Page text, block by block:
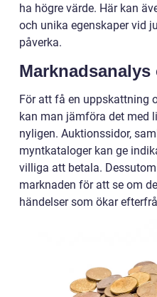
ha högre värde. Här kan
och unika egenskaper vid
påverka.
För att få en uppskattning
kan man jämföra det med
nyligen. Auktionssidor,
myntkataloger kan ge
villiga att betala.
marknaden för att se om
händelser som ökar